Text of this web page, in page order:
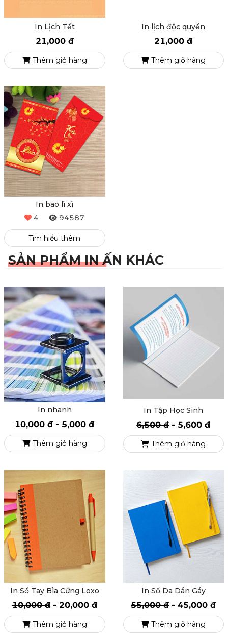
In Lịch Tết
21,000 đ
Thêm giỏ hàng
In lịch độc quyền
21,000 đ
Thêm giỏ hàng
In bao lì xì
4
94587
Tìm hiểu thêm
SẢN PHẨM IN ẤN KHÁC
In nhanh
10,000 đ - 5,000 đ
Thêm giỏ hàng
In Tập Học Sinh
6,500 đ - 5,600 đ
Thêm giỏ hàng
In Sổ Tay Bìa Cứng Loxo
10,000 đ - 20,000 đ
Thêm giỏ hàng
In Sổ Da Dán Gáy
55,000 đ -45,000 đ
Thêm giỏ hàng